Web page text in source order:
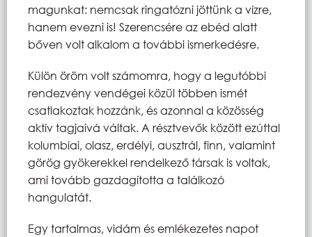
magunkat: nemcsak ringatózni jöttünk a vízre,
hanem evezni is! Szerencsére az ebéd alatt
bőven volt alkalom a további ismerkedésre.
Külön öröm volt számomra, hogy a legutóbbi
rendezvény vendégei közül többen ismét
csatlakoztak hozzánk, és azonnal a közösség
aktív tagjaivá váltak. A résztvevők között ezúttal
kolumbiai, olasz, erdélyi, ausztrál, finn, valamint
görög gyökerekkel rendelkező társak is voltak,
ami tovább gazdagította a találkozó
hangulatát.
Egy tartalmas, vidám és emlékezetes napot